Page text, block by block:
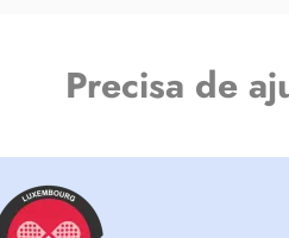
Precisa de